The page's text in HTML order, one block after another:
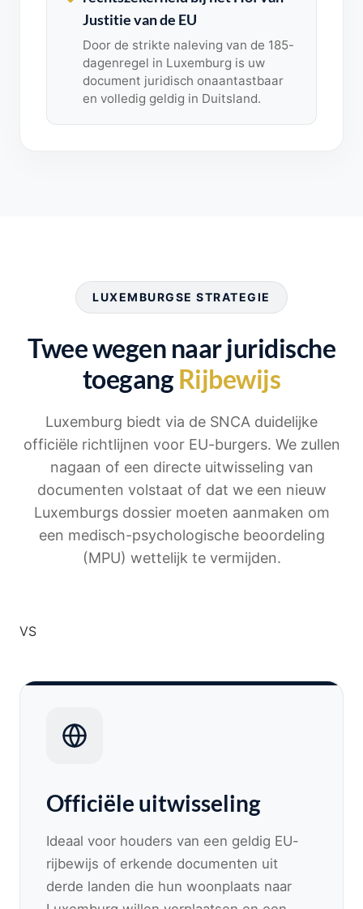
Justitie van de EU
Door de strikte naleving van de 185-
dagenregel in Luxemburg is uw
document juridisch onaantastbaar
en volledig geldig in Duitsland.
LUXEMBURGSE STRATEGIE
Twee wegen naar juridische
toegangRijbewijs
Luxemburg biedt via de SNCA duidelijke
officiële richtlijnen voor EU-burgers. We zullen
nagaan of een directe uitwisseling van
documenten volstaat of dat we een nieuw
Luxemburgs dossier moeten aanmaken om
een ​​medisch-psychologische beoordeling
(MPU) wettelijk te vermijden.
VS
Officiële uitwisseling
Ideaal voor houders van een geldig EU-
rijbewijs of erkende documenten uit
derde landen die hun woonplaats naar